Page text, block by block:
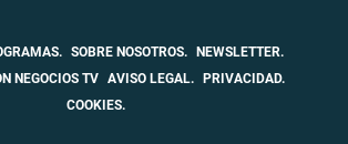
SOBRE NOSOTROS.
NEWSLETTER.
NEGOCIOS TV AVISO LEGAL.
PRIVACIDAD.
COOKIES.